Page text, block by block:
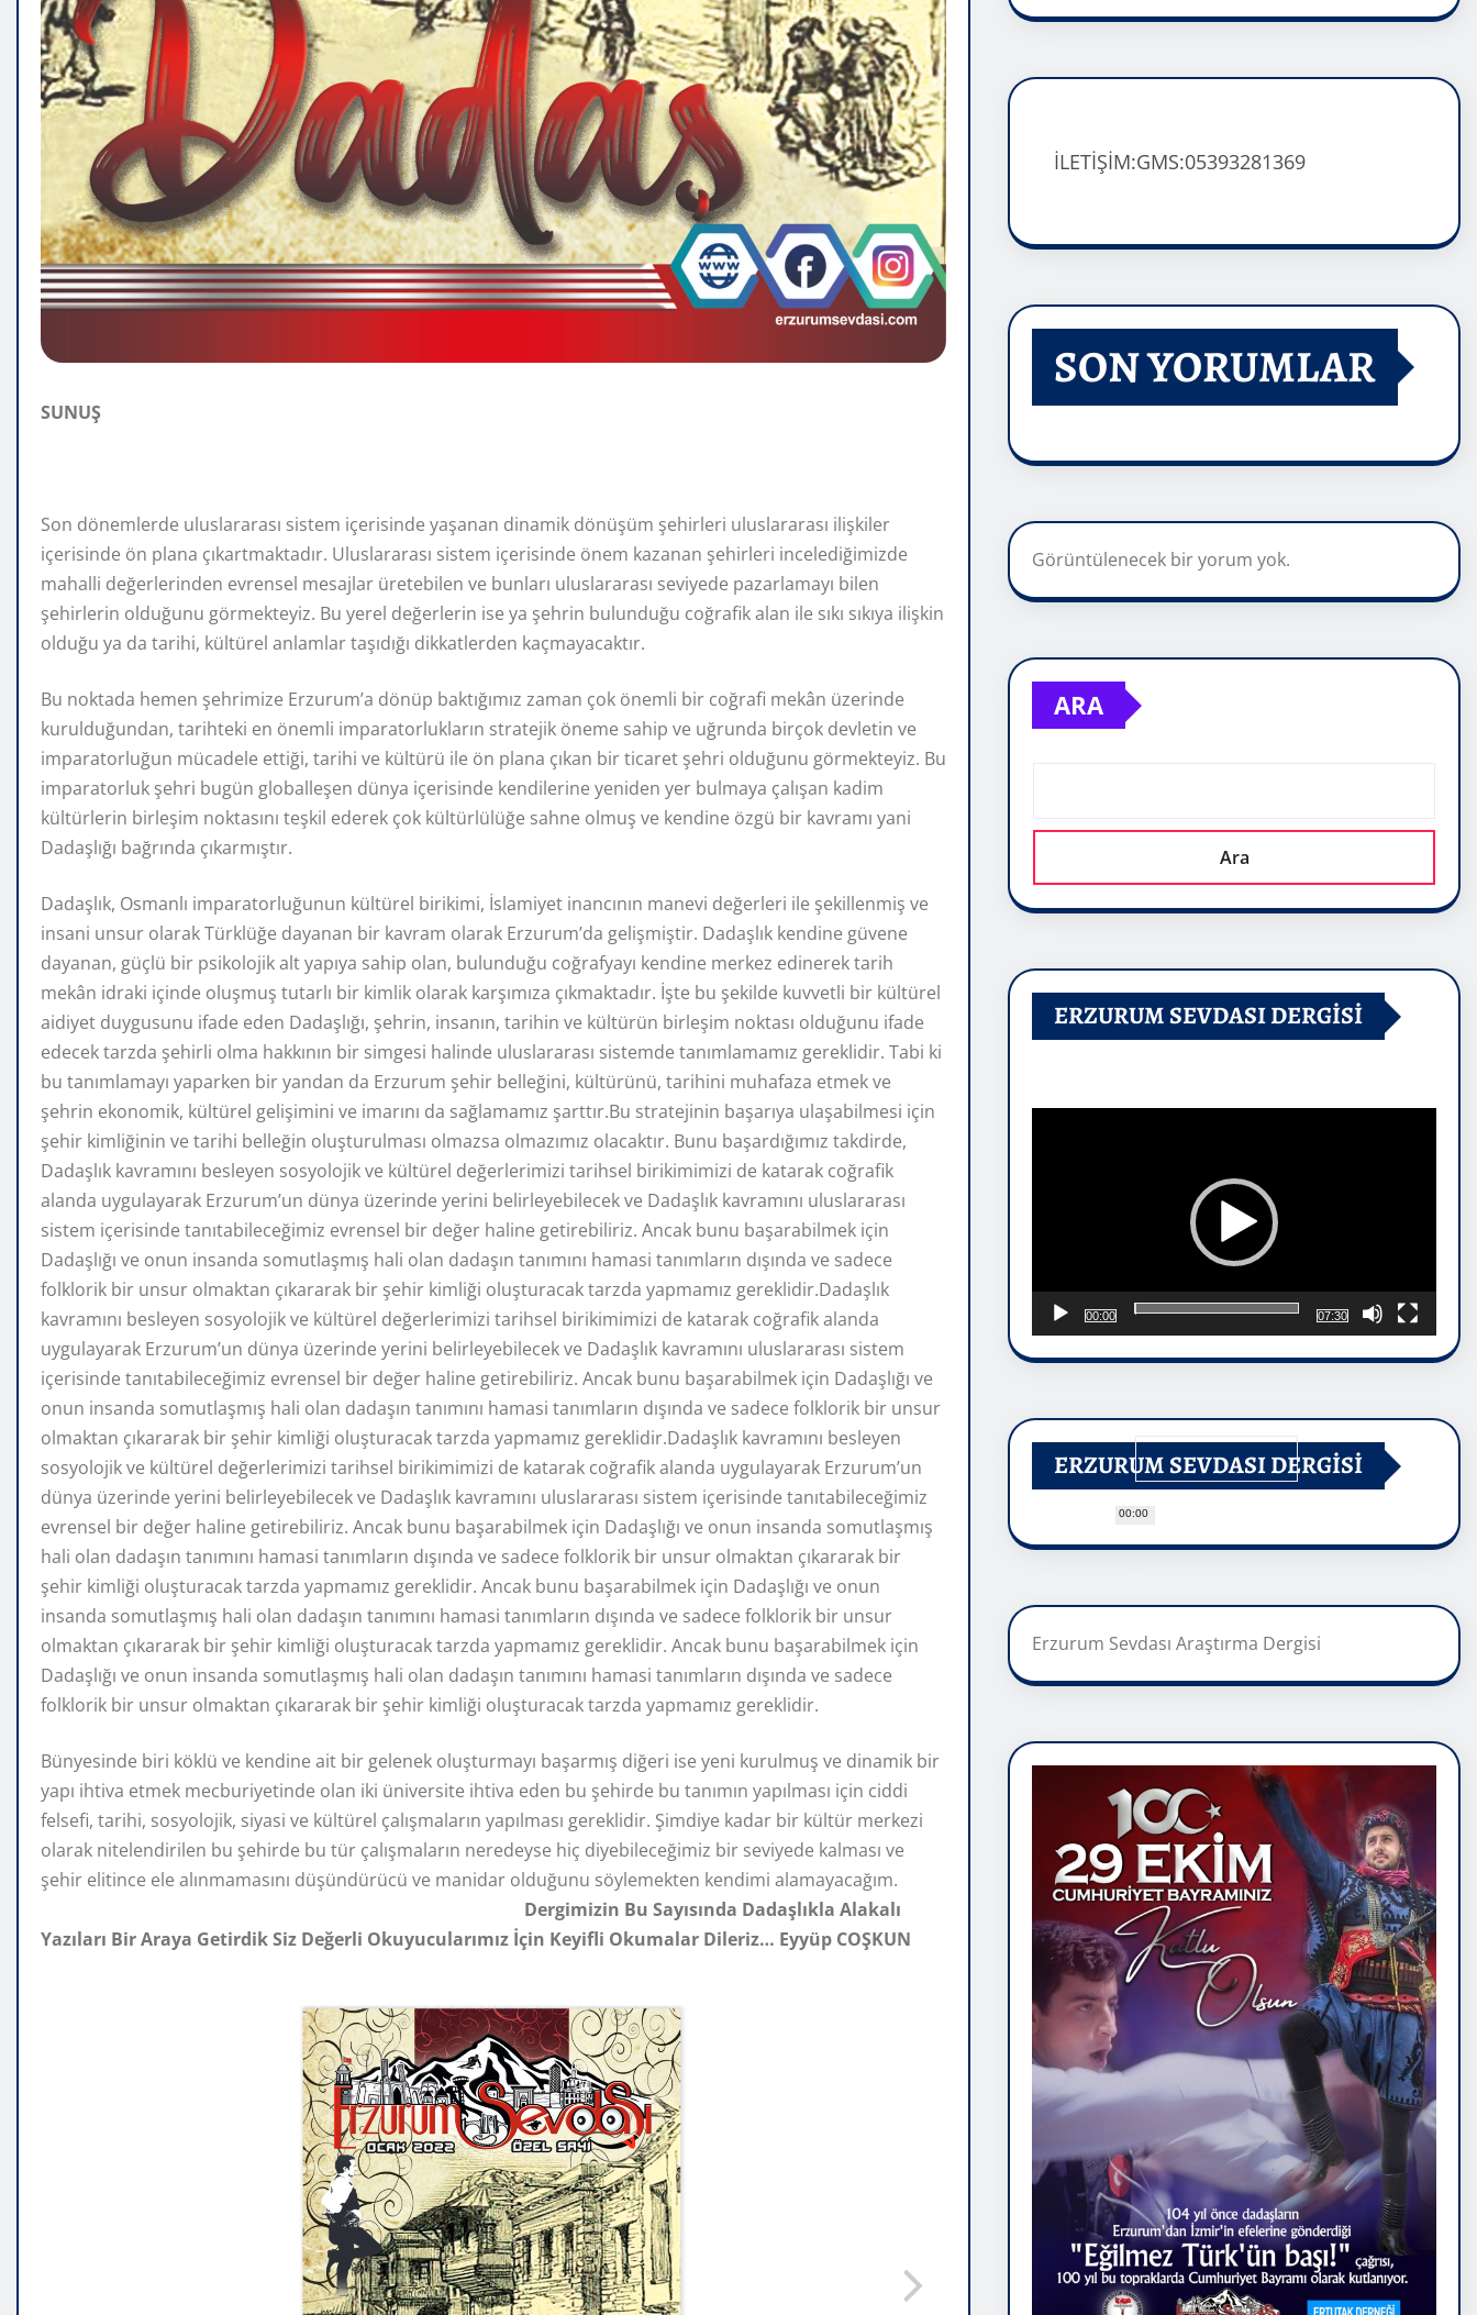
SUNUŞ
Son dönemlerde uluslararası sistem içerisinde yaşanan dinamik dönüşüm şehirleri uluslararası ilişkiler
içerisinde ön plana çıkartmaktadır. Uluslararası sistem içerisinde önem kazanan şehirleri incelediğimizde
mahalli değerlerinden evrensel mesajlar üretebilen ve bunları uluslararası seviyede pazarlamayı bilen
şehirlerin olduğunu görmekteyiz. Bu yerel değerlerin ise ya şehrin bulunduğu coğrafik alan ile sıkı sıkıya ilişkin
olduğu ya da tarihi, kültürel anlamlar taşıdığı dikkatlerden kaçmayacaktır.
Bu noktada hemen şehrimize Erzurum’a dönüp baktığımız zaman çok önemli bir coğrafi mekân üzerinde
kurulduğundan, tarihteki en önemli imparatorlukların stratejik öneme sahip ve uğrunda birçok devletin ve
imparatorluğun mücadele ettiği, tarihi ve kültürü ile ön plana çıkan bir ticaret şehri olduğunu görmekteyiz. Bu
imparatorluk şehri bugün globalleşen dünya içerisinde kendilerine yeniden yer bulmaya çalışan kadim
kültürlerin birleşim noktasını teşkil ederek çok kültürlülüğe sahne olmuş ve kendine özgü bir kavramı yani
Dadaşlığı bağrında çıkarmıştır.
Dadaşlık, Osmanlı imparatorluğunun kültürel birikimi, İslamiyet inancının manevi değerleri ile şekillenmiş ve
insani unsur olarak Türklüğe dayanan bir kavram olarak Erzurum’da gelişmiştir. Dadaşlık kendine güvene
dayanan, güçlü bir psikolojik alt yapıya sahip olan, bulunduğu coğrafyayı kendine merkez edinerek tarih
mekân idraki içinde oluşmuş tutarlı bir kimlik olarak karşımıza çıkmaktadır. İşte bu şekilde kuvvetli bir kültürel
aidiyet duygusunu ifade eden Dadaşlığı, şehrin, insanın, tarihin ve kültürün birleşim noktası olduğunu ifade
edecek tarzda şehirli olma hakkının bir simgesi halinde uluslararası sistemde tanımlamamız gereklidir. Tabi ki
bu tanımlamayı yaparken bir yandan da Erzurum şehir belleğini, kültürünü, tarihini muhafaza etmek ve
şehrin ekonomik, kültürel gelişimini ve imarını da sağlamamız şarttır.Bu stratejinin başarıya ulaşabilmesi için
şehir kimliğinin ve tarihi belleğin oluşturulması olmazsa olmazımız olacaktır. Bunu başardığımız takdirde,
Dadaşlık kavramını besleyen sosyolojik ve kültürel değerlerimizi tarihsel birikimimizi de katarak coğrafik
alanda uygulayarak Erzurum’un dünya üzerinde yerini belirleyebilecek ve Dadaşlık kavramını uluslararası
sistem içerisinde tanıtabileceğimiz evrensel bir değer haline getirebiliriz. Ancak bunu başarabilmek için
Dadaşlığı ve onun insanda somutlaşmış hali olan dadaşın tanımını hamasi tanımların dışında ve sadece
folklorik bir unsur olmaktan çıkararak bir şehir kimliği oluşturacak tarzda yapmamız gereklidir.Dadaşlık
kavramını besleyen sosyolojik ve kültürel değerlerimizi tarihsel birikimimizi de katarak coğrafik alanda
uygulayarak Erzurum’un dünya üzerinde yerini belirleyebilecek ve Dadaşlık kavramını uluslararası sistem
içerisinde tanıtabileceğimiz evrensel bir değer haline getirebiliriz. Ancak bunu başarabilmek için Dadaşlığı ve
onun insanda somutlaşmış hali olan dadaşın tanımını hamasi tanımların dışında ve sadece folklorik bir unsur
olmaktan çıkararak bir şehir kimliği oluşturacak tarzda yapmamız gereklidir.Dadaşlık kavramını besleyen
sosyolojik ve kültürel değerlerimizi tarihsel birikimimizi de katarak coğrafik alanda uygulayarak Erzurum’un
dünya üzerinde yerini belirleyebilecek ve Dadaşlık kavramını uluslararası sistem içerisinde tanıtabileceğimiz
evrensel bir değer haline getirebiliriz. Ancak bunu başarabilmek için Dadaşlığı ve onun insanda somutlaşmış
hali olan dadaşın tanımını hamasi tanımların dışında ve sadece folklorik bir unsur olmaktan çıkararak bir
şehir kimliği oluşturacak tarzda yapmamız gereklidir. Ancak bunu başarabilmek için Dadaşlığı ve onun
insanda somutlaşmış hali olan dadaşın tanımını hamasi tanımların dışında ve sadece folklorik bir unsur
olmaktan çıkararak bir şehir kimliği oluşturacak tarzda yapmamız gereklidir. Ancak bunu başarabilmek için
Dadaşlığı ve onun insanda somutlaşmış hali olan dadaşın tanımını hamasi tanımların dışında ve sadece
folklorik bir unsur olmaktan çıkararak bir şehir kimliği oluşturacak tarzda yapmamız gereklidir.
Bünyesinde biri köklü ve kendine ait bir gelenek oluşturmayı başarmış diğeri ise yeni kurulmuş ve dinamik bir
yapı ihtiva etmek mecburiyetinde olan iki üniversite ihtiva eden bu şehirde bu tanımın yapılması için ciddi
felsefi, tarihi, sosyolojik, siyasi ve kültürel çalışmaların yapılması gereklidir. Şimdiye kadar bir kültür merkezi
olarak nitelendirilen bu şehirde bu tür çalışmaların neredeyse hiç diyebileceğimiz bir seviyede kalması ve
şehir elitince ele alınmamasını düşündürücü ve manidar olduğunu söylemekten kendimi alamayacağım.
Dergimizin Bu Sayısında Dadaşlıkla Alakalı
Yazıları Bir Araya Getirdik Siz Değerli Okuyucularımız İçin Keyifli Okumalar Dileriz… Eyyüp COŞKUN
İLETİŞİM:GMS:05393281369
SON YORUMLAR
Görüntülenecek bir yorum yok.
ARA
Ara
ERZURUM SEVDASI DERGİSİ
00:00
00:00
07:30
ERZURUM SEVDASI DERGİSİ
Erzurum Sevdası Araştırma Dergisi